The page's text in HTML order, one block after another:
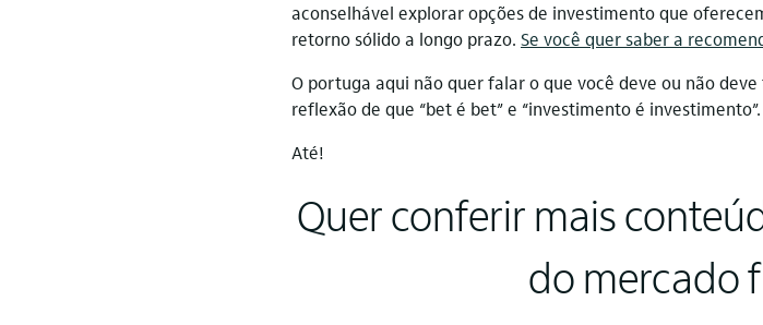
aconselhável explorar opções de investimento que
retorno sólido a longo prazo. Se você quer saber a
O portuga aqui não quer falar o que você deve ou não
reflexão de que “bet é bet” e “investimento é
Até!
Quer conferir mais
do mercado